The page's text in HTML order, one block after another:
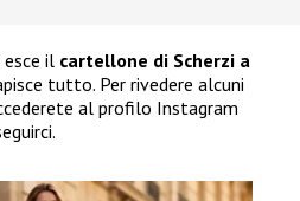
il cartellone di Scherzi a
tutto. Per rivedere alcuni
al profilo Instagram